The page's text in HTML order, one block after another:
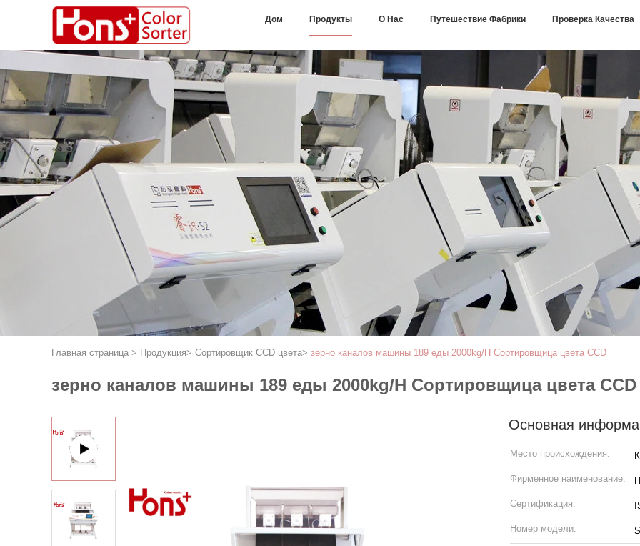
Дом Продукты О Нас Путешествие Фабрики Проверка Качества
Главная страница > Продукция> Сортировщик CCD цвета> зерно каналов машины 189 еды 2000kg/H Сортировщица цвета CCD
зерно каналов машины 189 еды 2000kg/H Сортировщица цвета CCD
Основная
Место происхождения:
Фирменное наименование:
Сертификация:
Номер модели: